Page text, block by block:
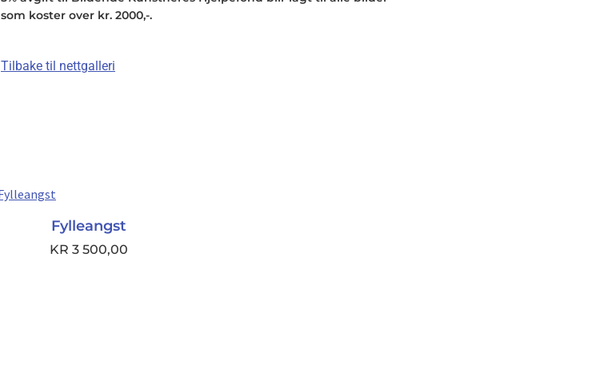
som koster over kr. 2000,-.
Tilbake til nettgalleri
Fylleangst
KR 3 500,00